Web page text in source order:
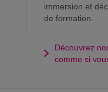
immersion et
de formation.
Découvrez
comme si